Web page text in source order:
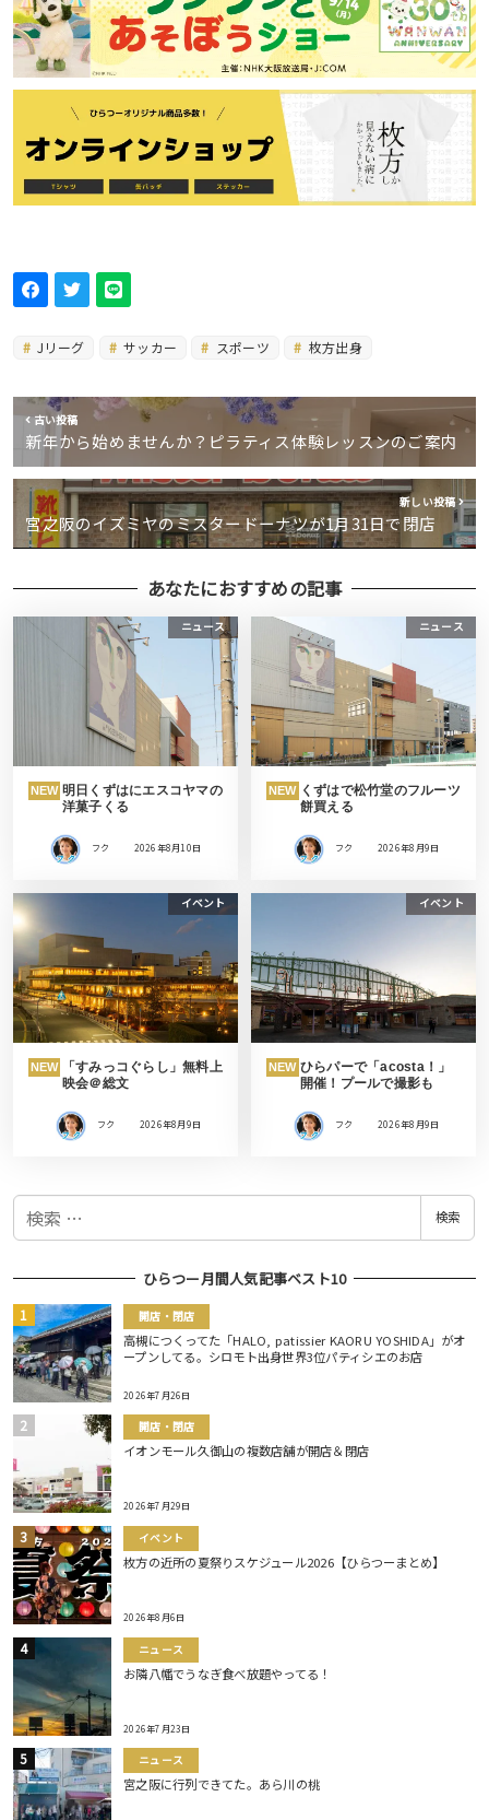
Jリーグ サッカー スポーツ 枚方出身
古い投稿
新年から始めませんか？ピラティス体験レッスンのご案内
新しい投稿
宮之阪のイズミヤのミスタードーナツが1月31日で閉店
あなたにおすすめの記事
ニュース
NEW 明日くずはにエスコヤマの
洋菓子くる
フク 2026年8月10日
ニュース
NEW くずはで松竹堂のフルーツ
餅買える
フク 2026年8月9日
イベント
NEW
「すみっコぐらし」無料上
映会＠総文
フク 2026年8月9日
イベント
NEW ひらパーで「acosta！」
開催！プールで撮影も
フク 2026年8月9日
検
検索
ひらつー月間人気記事ベスト10
開店・閉店
高槻につくってた「HALO, patissier KAORU YOSHIDA」がオ
ープンしてる。シロモト出身世界3位パティシエのお店
2026年7月26日
開店・閉店
イオンモール久御山の複数店舗が開店＆閉店
2026年7月29日
イベント
枚方の近所の夏祭りスケジュール2026【ひらつーまとめ】
2026年8月6日
ニュース
お隣八幡でうなぎ食べ放題やってる！
2026年7月23日
ニュース
宮之阪に行列できてた。あら川の桃